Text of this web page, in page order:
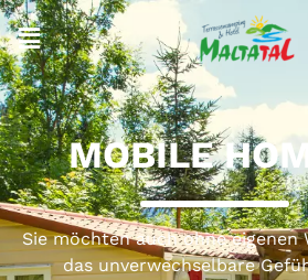
MOBILE
Sie möchten auch ohne eigenen
das unverwechselbare